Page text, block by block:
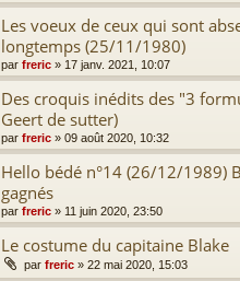
Les voeux de ceux qui sont
longtemps (25/11/1980)
par freric » 17 janv. 2021, 10:07
Des croquis inédits des "3
Geert de sutter)
par freric » 09 août 2020, 10:32
Hello bédé n°14 (26/12/1989)
gagnés
par freric » 11 juin 2020, 23:50
Le costume du capitaine Blake
par freric » 22 mai 2020, 15:03